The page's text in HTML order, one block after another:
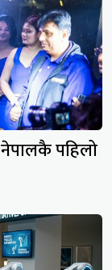
नेपालकै पहिलो